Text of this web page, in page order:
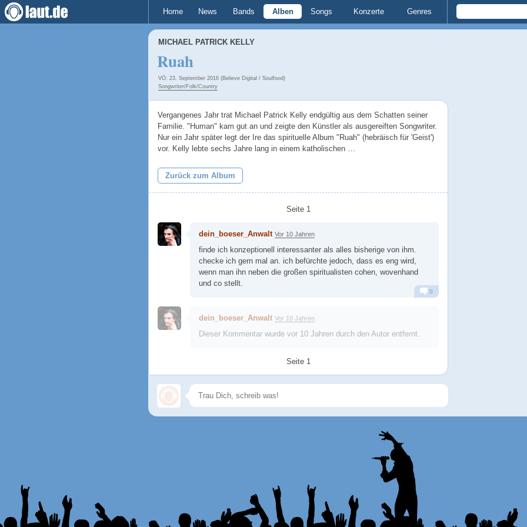
Home News Bands Alben Songs Konzerte Genres
MICHAEL PATRICK KELLY
Ruah
VÖ: 23. September 2016 (Believe Digital / Soulfood)
Songwriter/Folk/Country
Vergangenes Jahr trat Michael Patrick Kelly endgültig aus dem Schatten seiner
Familie. "Human" kam gut an und zeigte den Künstler als ausgereiften Songwriter.
Nur ein Jahr später legt der Ire das spirituelle Album "Ruah" (hebräisch für 'Geist')
vor. Kelly lebte sechs Jahre lang in einem katholischen …
Zurück zum Album
Seite 1
dein_boeser_Anwalt Vor 10 Jahren
finde ich konzeptionell interessanter als alles bisherige von ihm.
checke ich gern mal an. ich befürchte jedoch, dass es eng wird,
wenn man ihn neben die großen spiritualisten cohen, wovenhand
und co stellt.
0
dein_boeser_Anwalt Vor 10 Jahren
Dieser Kommentar wurde vor 10 Jahren durch den Autor entfernt.
Seite 1
Speichern